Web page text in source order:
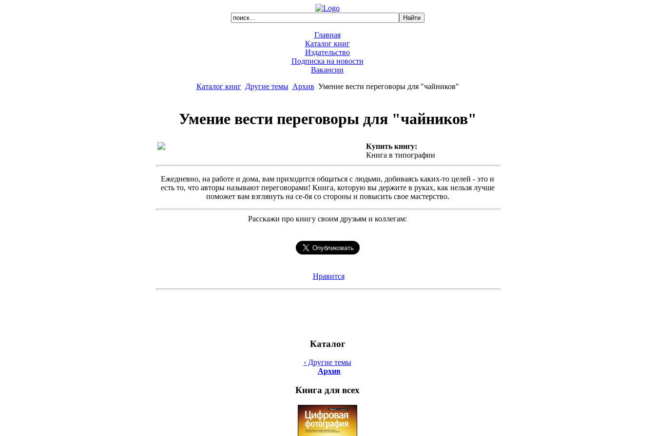
Главная
Каталог книг
Издательство
Подписка на новости
Вакансии
Каталог книг Другие темы Архив Умение вести переговоры для "чайников"
Умение вести переговоры для "чайников"
Купить книгу:
Книга в типографии
Ежедневно, на работе и дома, вам приходится общаться с людьми, добиваясь каких-то целей - это и
есть то, что авторы называют переговорами! Книга, которую вы держите в руках, как нельзя лучше
поможет вам взглянуть на се-бя со стороны и повысить свое мастерство.
Расскажи про книгу своим друзьям и коллегам:
Нравится
Каталог
‹ Другие темы
Архив
Книга для всех